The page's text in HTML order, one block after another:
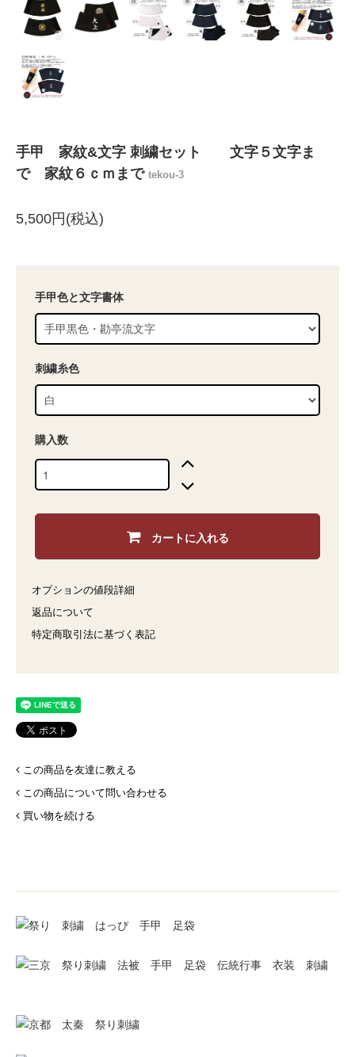
手甲 家紋&文字 刺繍セット 文字５文字ま
で 家紋６ｃｍまで tekou-3
5,500円(税込)
手甲色と文字書体
刺繍糸色
購入数
カートに入れる
オプションの値段詳細
返品について
特定商取引法に基づく表記
この商品を友達に教える
この商品について問い合わせる
買い物を続ける